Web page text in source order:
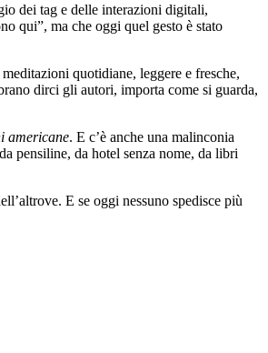
dei tag e delle interazioni digitali,
qui”, ma che oggi quel gesto è stato
quotidiane, leggere e fresche,
dirci gli autori, importa come si guarda,
americane. E c’è anche una malinconia
pensiline, da hotel senza nome, da libri
E se oggi nessuno spedisce più